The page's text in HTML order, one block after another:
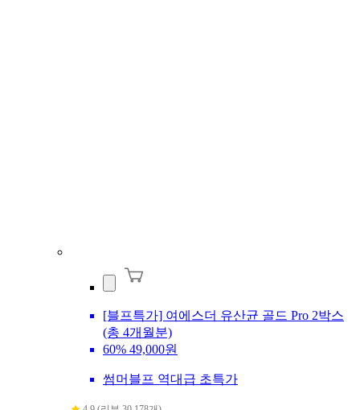
[블프특가] 여에스더 유산균 골드 Pro 2박스
(총 4개월분)
60% 49,000원
썸머블프 역대급 초특가